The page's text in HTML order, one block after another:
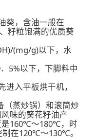
葵，含油一般在
籽粒饱满的优质葵
(mg/g)以下，水
5%以下，下脚料中
进入平板烘干机，
（蒸炒锅）和滚筒炒
味的葵花籽油产
是160℃～180℃，时
在120℃～130℃。